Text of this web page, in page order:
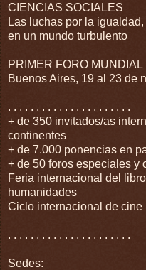
CIENCIAS SOCIALES
Las luchas por la
en un mundo turbulento
PRIMER FORO
Buenos Aires, 19 al 23 de
. . . . . . . . . . . . . . . . . . . . . .
+ de 350 invitados/as
continentes
+ de 7.000 ponencias en
+ de 50 foros especiales y
Feria internacional del
humanidades
Ciclo internacional de cine
. . . . . . . . . . . . . . . . . . . . . .
Sedes: